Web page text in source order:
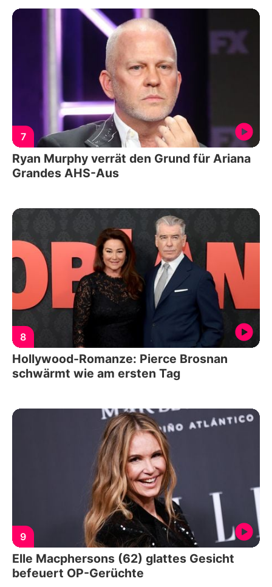
7
Ryan Murphy verrät den Grund für Ariana
Grandes AHS-Aus
8
Hollywood-Romanze: Pierce Brosnan
schwärmt wie am ersten Tag
9
Elle Macphersons (62) glattes Gesicht
befeuert OP-Gerüchte